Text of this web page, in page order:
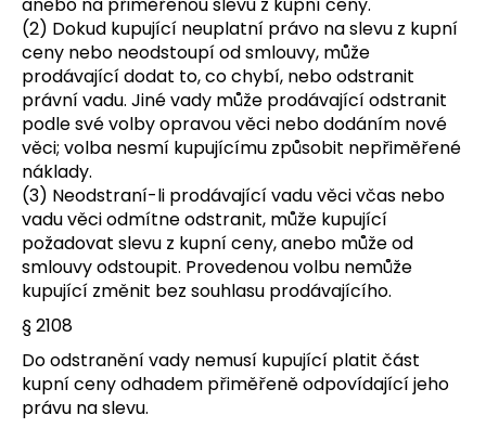
anebo na přiměřenou slevu z kupní ceny.
(2) Dokud kupující neuplatní právo na slevu z kupní
ceny nebo neodstoupí od smlouvy, může
prodávající dodat to, co chybí, nebo odstranit
právní vadu. Jiné vady může prodávající odstranit
podle své volby opravou věci nebo dodáním nové
věci; volba nesmí kupujícímu způsobit nepřiměřené
náklady.
(3) Neodstraní-li prodávající vadu věci včas nebo
vadu věci odmítne odstranit, může kupující
požadovat slevu z kupní ceny, anebo může od
smlouvy odstoupit. Provedenou volbu nemůže
kupující změnit bez souhlasu prodávajícího.
§ 2108
Do odstranění vady nemusí kupující platit část
kupní ceny odhadem přiměřeně odpovídající jeho
právu na slevu.